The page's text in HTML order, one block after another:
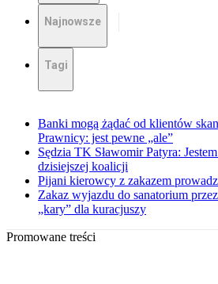
Najnowsze
Tagi
Banki mogą żądać od klientów
Prawnicy: jest pewne „ale”
Sędzia TK Sławomir Patyra:
dzisiejszej koalicji
Pijani kierowcy z zakazem
Zakaz wyjazdu do sanatorium
„kary” dla kuracjuszy
Promowane treści